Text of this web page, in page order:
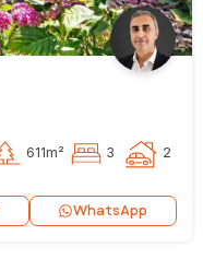
611m² 3 2
WhatsApp